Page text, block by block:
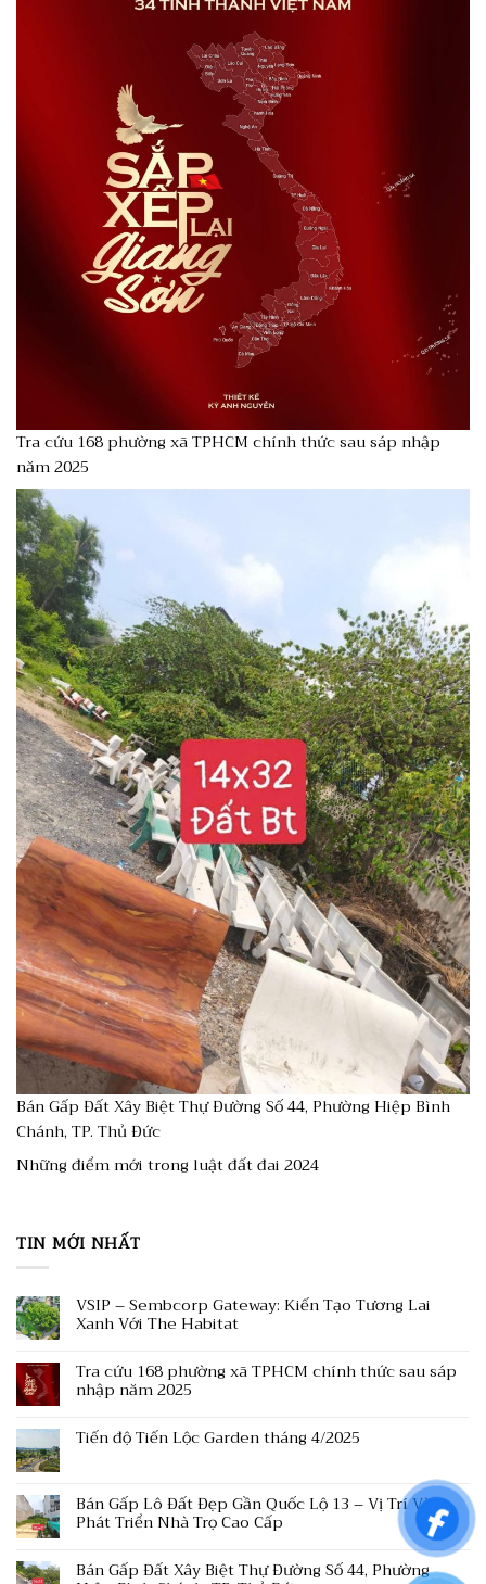
Tra cứu 168 phường xã TPHCM chính thức sau sáp nhập
năm 2025
Bán Gấp Đất Xây Biệt Thự Đường Số 44, Phường Hiệp Bình
Chánh, TP. Thủ Đức
Những điểm mới trong luật đất đai 2024
TIN MỚI NHẤT
VSIP – Sembcorp Gateway: Kiến Tạo Tương Lai
Xanh Với The Habitat
Tra cứu 168 phường xã TPHCM chính thức sau sáp
nhập năm 2025
Tiến độ Tiến Lộc Garden tháng 4/2025
Bán Gấp Lô Đất Đẹp Gần Quốc Lộ 13 – Vị Trí Vàng
Phát Triển Nhà Trọ Cao Cấp
Bán Gấp Đất Xây Biệt Thự Đường Số 44, Phường